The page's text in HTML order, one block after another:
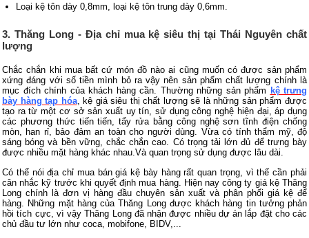
Loại kệ tôn dày 0,8mm, loại kệ tôn trung dày 0,6mm.
3. Thăng Long - Địa chỉ mua kệ siêu thị tại Thái Nguyên chất
lượng
Chắc chắn khi mua bất cứ món đồ nào ai cũng muốn có được sản phẩm
xứng đáng với số tiền mình bỏ ra vậy nên sản phẩm chất lượng chính là
mục đích chính của khách hàng cần. Thường những sản phẩm kệ trưng
bày hàng tạp hóa, kệ giá siêu thị chất lượng sẽ là những sản phẩm được
tạo ra từ một cơ sở sản xuất uy tín, sử dụng công nghệ hiện đại, áp dụng
các phương thức tiến tiến, tẩy rửa bằng công nghệ sơn tĩnh điện chống
mòn, han rỉ, bảo đảm an toàn cho người dùng. Vừa có tính thẩm mỹ, độ
sáng bóng và bền vững, chắc chắn cao. Có trọng tải lớn đủ để trưng bày
được nhiều mặt hàng khác nhau.Và quan trọng sử dụng được lâu dài.
Có thể nói địa chỉ mua bán giá kệ bày hàng rất quan trọng, vì thế cần phải
cân nhắc kỹ trước khi quyết định mua hàng. Hiện nay công ty giá kệ Thăng
Long chính là đơn vị hàng đầu chuyên sản xuất và phân phối giá kệ để
hàng. Những mặt hàng của Thăng Long được khách hàng tin tưởng phản
hồi tích cực, vì vậy Thăng Long đã nhận được nhiều dự án lắp đặt cho các
chủ đầu tư lớn như coca, mobifone, BIDV,...